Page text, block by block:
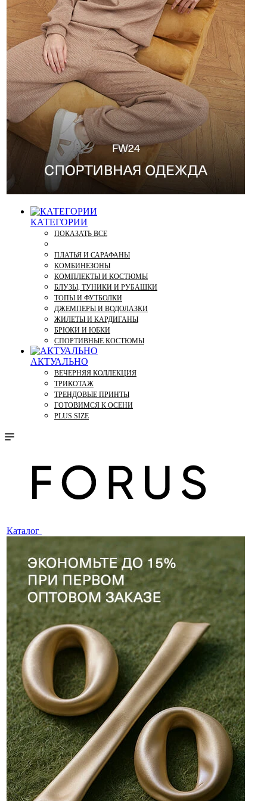
КАТЕГОРИИ
ПОКАЗАТЬ ВСЕ
ПЛАТЬЯ И САРАФАНЫ
КОМБИНЕЗОНЫ
КОМПЛЕКТЫ И КОСТЮМЫ
БЛУЗЫ, ТУНИКИ И РУБАШКИ
ТОПЫ И ФУТБОЛКИ
ДЖЕМПЕРЫ И ВОДОЛАЗКИ
ЖИЛЕТЫ И КАРДИГАНЫ
БРЮКИ И ЮБКИ
СПОРТИВНЫЕ КОСТЮМЫ
АКТУАЛЬНО
ВЕЧЕРНЯЯ КОЛЛЕКЦИЯ
ТРИКОТАЖ
ТРЕНДОВЫЕ ПРИНТЫ
ГОТОВИМСЯ К ОСЕНИ
PLUS SIZE
Каталог